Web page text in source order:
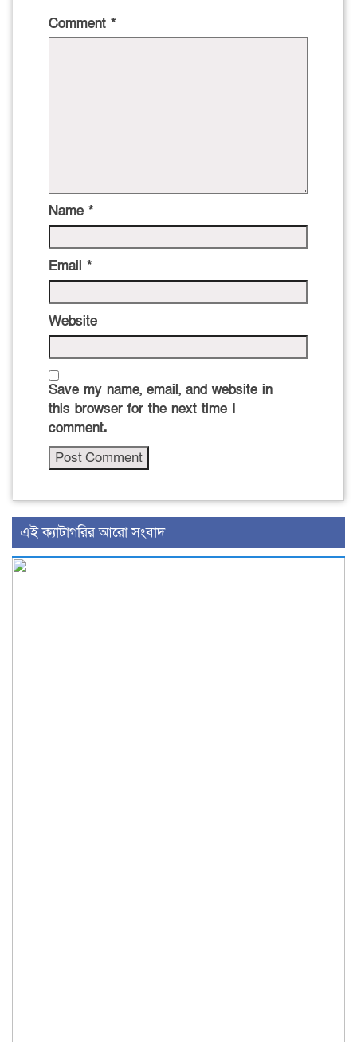
Comment *
Name *
Email *
Website
Save my name, email, and website in
this browser for the next time I
comment.
‍এই ক্যাটাগরির ‍আরো সংবাদ